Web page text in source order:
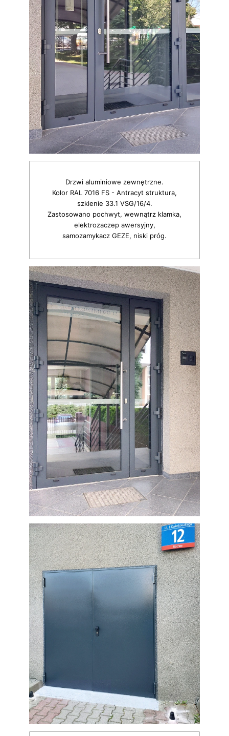
Drzwi aluminiowe zewnętrzne.
Kolor RAL 7016 FS - Antracyt struktura,
szklenie 33.1 VSG/16/4.
Zastosowano pochwyt, wewnątrz klamka,
elektrozaczep awersyjny,
samozamykacz GEZE, niski próg.